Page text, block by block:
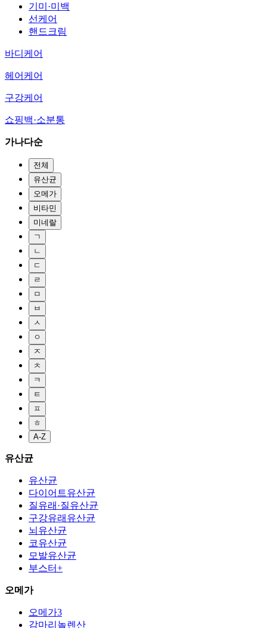
기미·미백
선케어
핸드크림
바디케어
헤어케어
구강케어
쇼핑백·소분통
가나다순
전체
유산균
오메가
비타민
미네랄
ㄱ
ㄴ
ㄷ
ㄹ
ㅁ
ㅂ
ㅅ
ㅇ
ㅈ
ㅊ
ㅋ
ㅌ
ㅍ
ㅎ
A-Z
유산균
유산균
다이어트유산균
질유래·질유산균
구강유래유산균
뇌유산균
코유산균
모발유산균
부스터+
오메가
오메가3
감마리놀렌산